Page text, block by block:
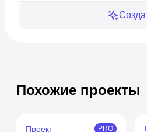
Похожие проекты
Проект PRO